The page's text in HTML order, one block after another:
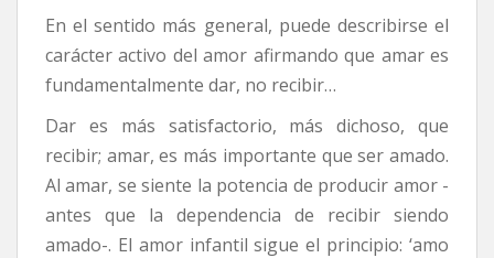
En el sentido más general, puede describirse el
carácter activo del amor afirmando que amar es
fundamentalmente dar, no recibir…
Dar es más satisfactorio, más dichoso, que
recibir; amar, es más importante que ser amado.
Al amar, se siente la potencia de producir amor -
antes que la dependencia de recibir siendo
amado-. El amor infantil sigue el principio: ‘amo